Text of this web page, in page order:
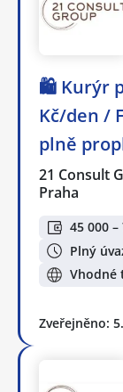
🛍️ Kurýr
Kč/den /
plně
21 Consult
Praha
45 000 –
Plný
Vhodné
Zveřejněno: